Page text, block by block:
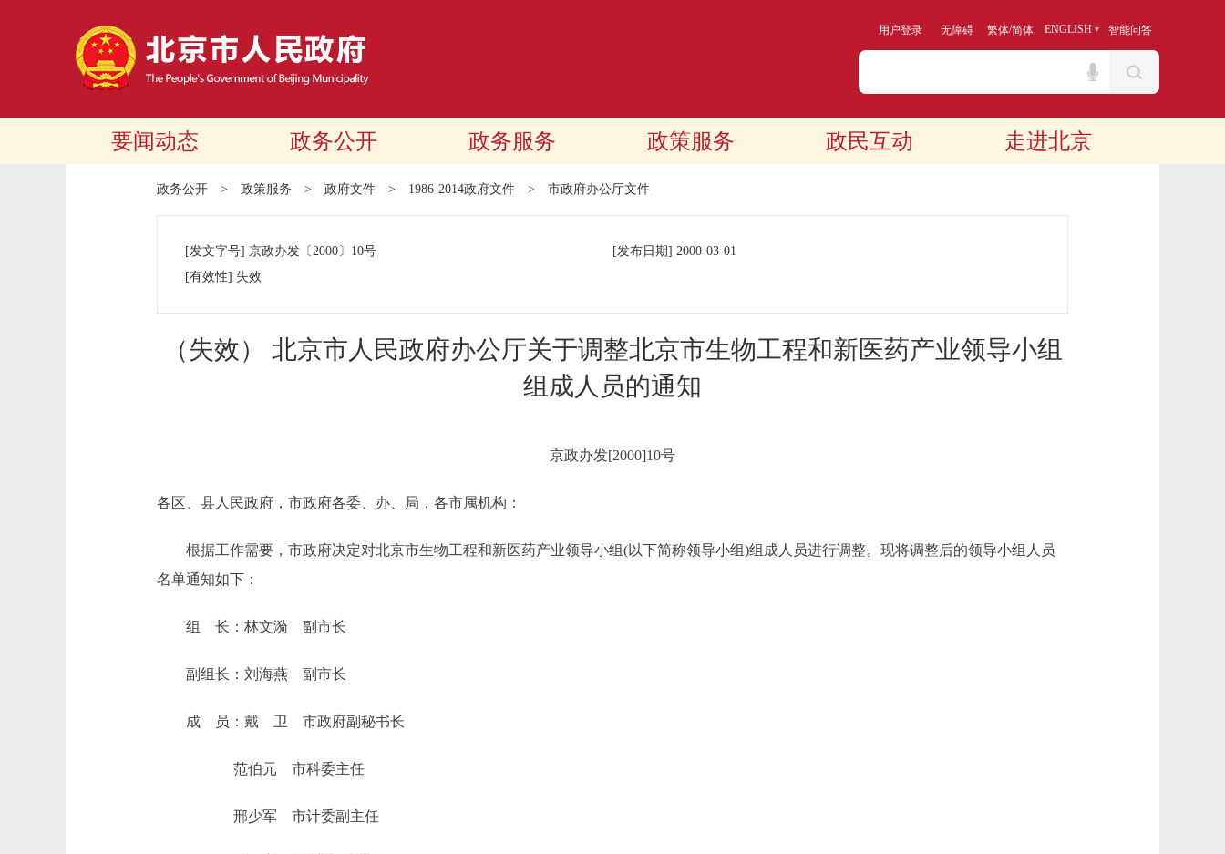
用户登录 无障碍 繁体/简体 ENGLISH 智能问答
要闻动态 政务公开 政务服务 政策服务 政民互动 走进北京
政务公开 > 政策服务 > 政府文件 > 1986-2014政府文件 > 市政府办公厅文件
[发文字号] 京政办发 〔2000〕 10号 [发布日期] 2000-03-01
[有效性] 失效
（失效） 北京市人民政府办公厅关于调整北京市生物工程和新医药产业领导小组
组成人员的通知
京政办发[2000]10号
各区、县人民政府，市政府各委、办、局，各市属机构：
根据工作需要，市政府决定对北京市生物工程和新医药产业领导小组(以下简称领导小组)组成人员进行调整。现将调整后的领导小组人员
名单通知如下：
组 长：林文漪 副市长
副组长：刘海燕 副市长
成 员：戴 卫 市政府副秘书长
范伯元 市科委主任
邢少军 市计委副主任